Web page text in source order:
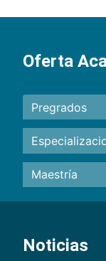
Oferta
Pregrados
Maestría
Noticias